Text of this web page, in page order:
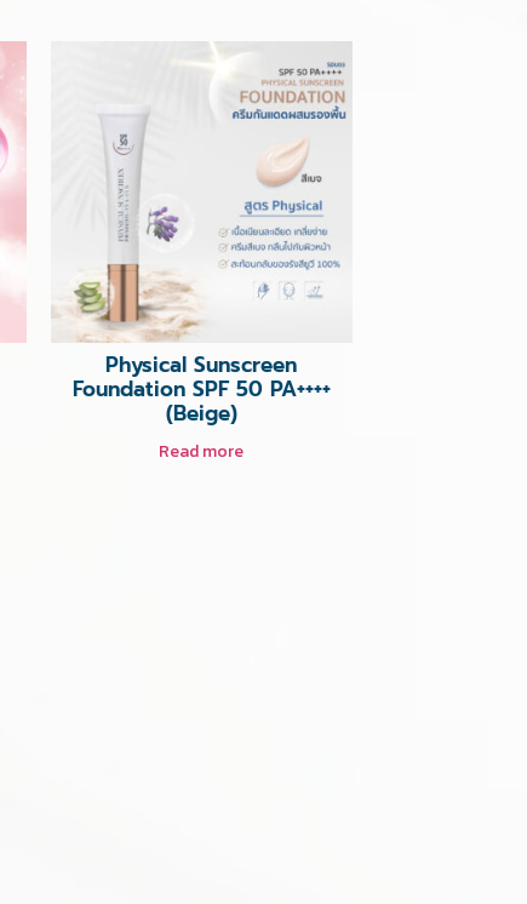
Physical Sunscreen
Foundation SPF 50 PA++++
(Beige)
Read more